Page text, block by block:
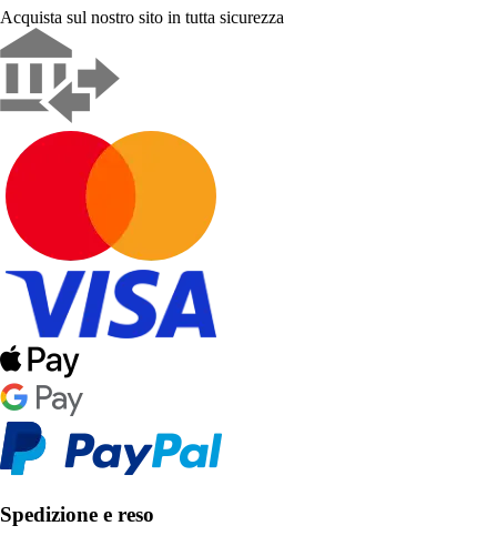
Acquista sul nostro sito in tutta sicurezza
Spedizione e reso